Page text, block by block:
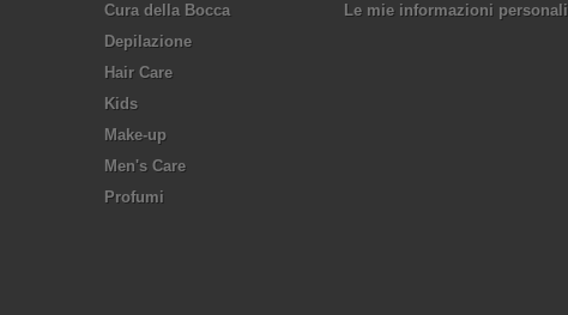
Cura della Bocca
Depilazione
Hair Care
Kids
Make-up
Men's Care
Profumi
Le mie informazioni personali